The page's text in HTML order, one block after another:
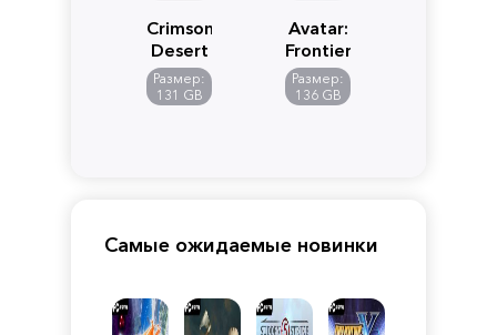
Crimson
Desert
Размер:
131 GB
Avatar:
Frontiers
of
Pandora
Размер:
136 GB
Самые ожидаемые новинки